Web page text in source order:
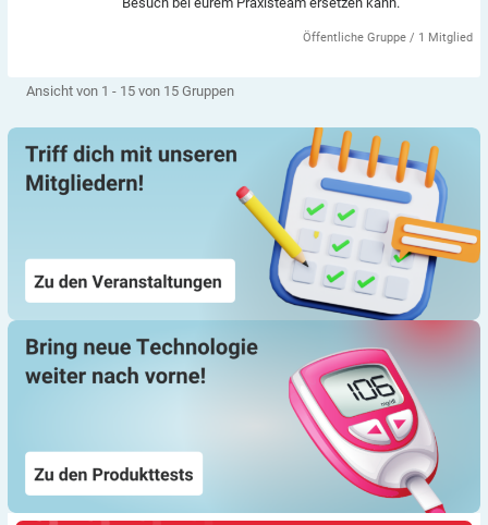
Öffentliche Gruppe / 1 Mitglied
Ansicht von 1 - 15 von 15 Gruppen